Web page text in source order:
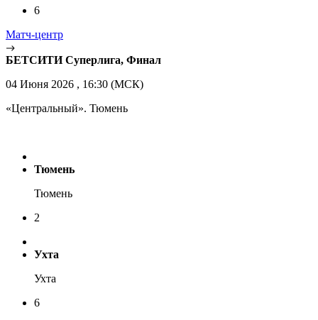
6
Матч-центр
БЕТСИТИ Суперлига, Финал
04 Июня 2026 , 16:30 (МСК)
«Центральный». Тюмень
Тюмень
Тюмень
2
Ухта
Ухта
6